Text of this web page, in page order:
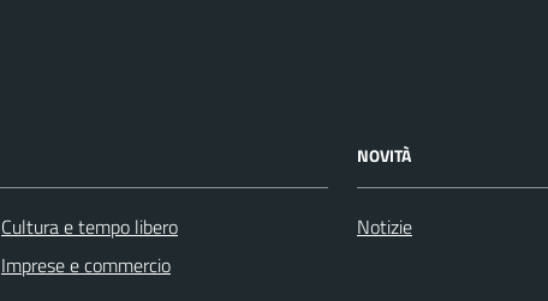
Cultura e tempo libero
Imprese e commercio
NOVITÀ
Notizie